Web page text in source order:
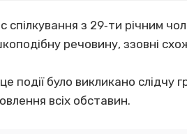
спілкування з 29‐ти річним
речовину, ззовні
події було викликано слідчу
всіх обставин.